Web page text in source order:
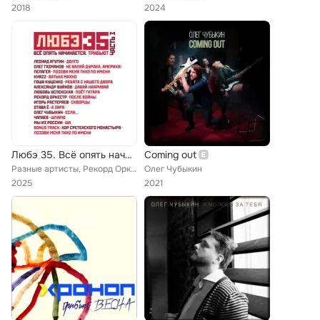
2018
2024
Любэ 35. Всё опять начинается. Трибьют (Часть 3)
Разные артисты, Рекорд Оркестр, Отава Ё, Леонид Агутин, КняZz, группа Мы Из России, Александр Буйнов, Любовь Успенская, Хор Срет...
2025
Coming out
Олег Чубыкин
2021